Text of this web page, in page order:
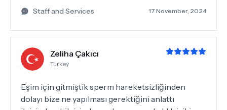
olduğuna ikna etmekte zorlandık hiç ağrısı sızısı
olmadığı için. Ameliyat öncesinde de sonrasında
da nazik, anlayışlı yaklaşımı, bilgi birikimiyle
hissettirdi. Kıymetli hocamıza minnettarız.
Staff and Services
17 November, 2024
Zeliha Çakıcı
Turkey
Eşim için gitmiştik sperm hareketsizliğinden
dolayı bize ne yapılması gerektiğini anlattı